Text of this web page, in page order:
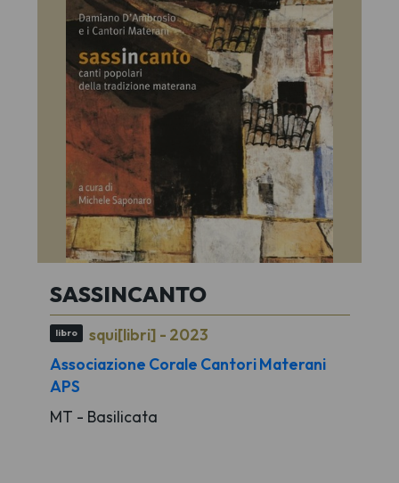
SASSINCANTO
libro
squi[libri] - 2023
Associazione Corale Cantori Materani
APS
MT - Basilicata